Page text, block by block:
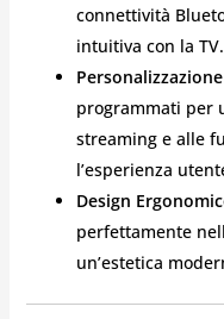
connettività
intuitiva con la TV.
programmati per
streaming e alle
l’esperienza
Design
perfettamente
un’estetica